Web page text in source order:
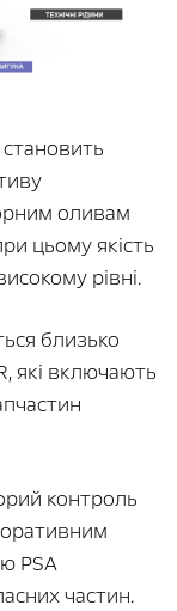
оливам
цьому якість
рівні.
близько
які включають
контроль
PSA
частин.